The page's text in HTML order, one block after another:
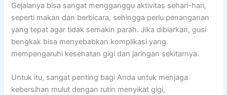
Gejalanya bisa sangat mengganggu aktivitas sehari-hari,
seperti makan dan berbicara, sehingga perlu penanganan
yang tepat agar tidak semakin parah. Jika dibiarkan, gusi
bengkak bisa menyebabkan komplikasi yang
mempengaruhi kesehatan gigi dan jaringan sekitarnya.
Untuk itu, sangat penting bagi Anda untuk menjaga
kebersihan mulut dengan rutin menyikat gigi,